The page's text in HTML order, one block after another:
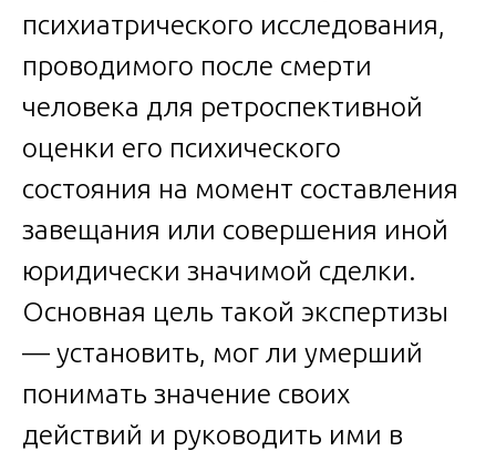
психиатрического исследования,
проводимого после смерти
человека для ретроспективной
оценки его психического
состояния на момент составления
завещания или совершения иной
юридически значимой сделки.
Основная цель такой экспертизы
— установить, мог ли умерший
понимать значение своих
действий и руководить ими в